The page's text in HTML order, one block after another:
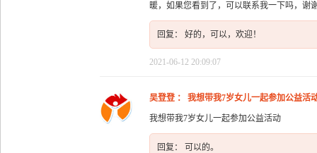
暖，如果您看到了，可以联系我一下吗，谢
回复： 好的，可以，欢迎！
2021-06-12 20:09:07
吴登登 ： 我想带我7岁女儿一起参加公益活
我想带我7岁女儿一起参加公益活动
回复： 可以的。